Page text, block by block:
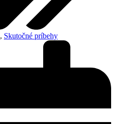
, Skutočné príbehy